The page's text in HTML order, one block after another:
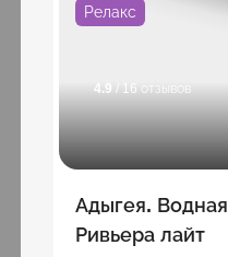
Релакс
4.9 / 16 отзывов
Адыгея. Водная
Ривьера лайт